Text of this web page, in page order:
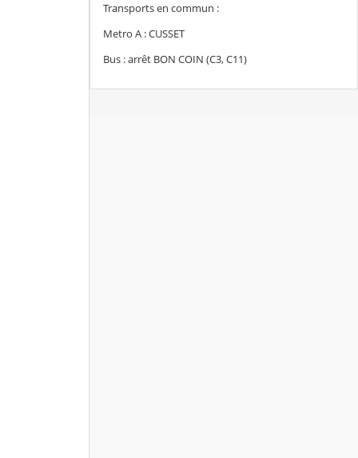
Transports en commun :
Metro A : CUSSET
Bus : arrêt BON COIN (C3, C11)